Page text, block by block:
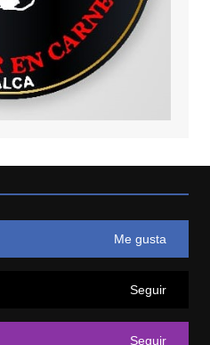
Me gusta
Seguir
Seguir